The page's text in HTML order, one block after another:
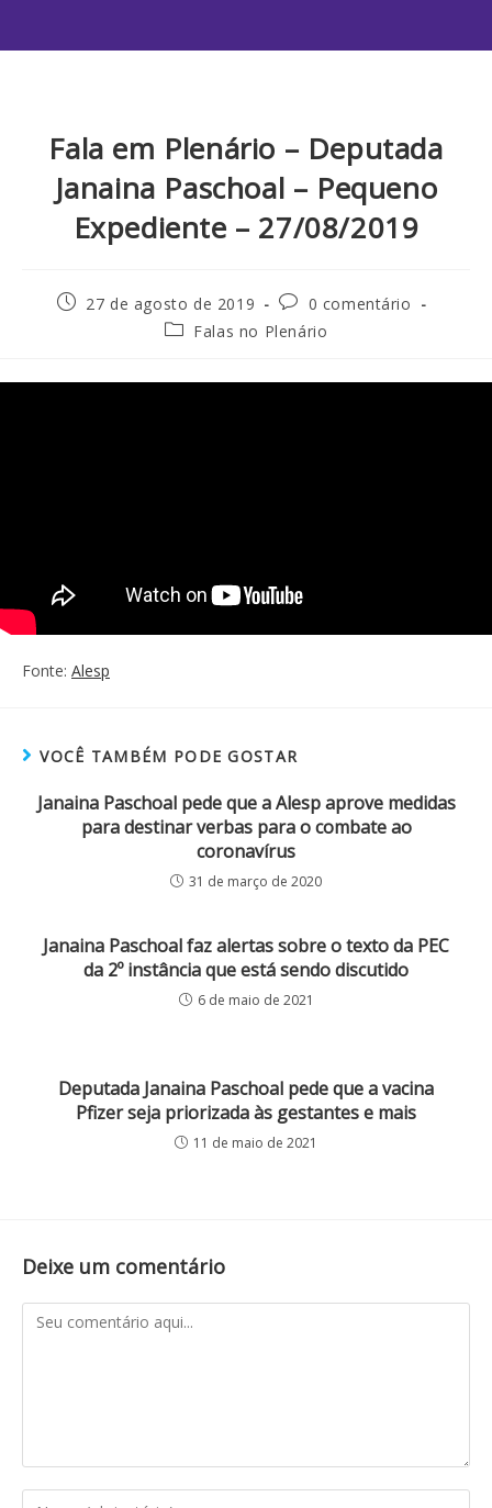
Fala em Plenário – Deputada
Janaina Paschoal – Pequeno
Expediente – 27/08/2019
27 de agosto de 2019
0 comentário
Falas no Plenário
Fonte: Alesp
VOCÊ TAMBÉM PODE GOSTAR
Janaina Paschoal pede que a Alesp aprove medidas
para destinar verbas para o combate ao
coronavírus
31 de março de 2020
Janaina Paschoal faz alertas sobre o texto da PEC
da 2º instância que está sendo discutido
6 de maio de 2021
Deputada Janaina Paschoal pede que a vacina
Pfizer seja priorizada às gestantes e mais
11 de maio de 2021
Deixe um comentário